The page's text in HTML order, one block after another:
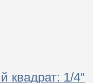
квадрат: 1/4"